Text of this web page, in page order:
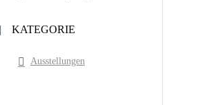
KATEGORIE
Ausstellungen